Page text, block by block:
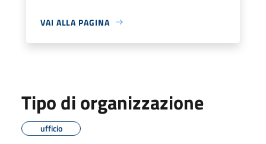
VAI ALLA PAGINA
Tipo di organizzazione
ufficio